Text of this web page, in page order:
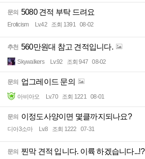
문의 5080 견적 부탁 드려요
Eroticism Lv.42 조회 1391 08-02
추천 560만원대 참고 견적입니다.
Skywalkers Lv.92 조회 947 08-02
문의 업그레이드 문의
아비아오 Lv.70 조회 1221 08-01
문의 이정도사양이면 몇클까지되나요?
디아3소마 Lv.8 조회 1222 07-31
문의 찐막 견적 입니다. 이륙 하겠습니다...!?